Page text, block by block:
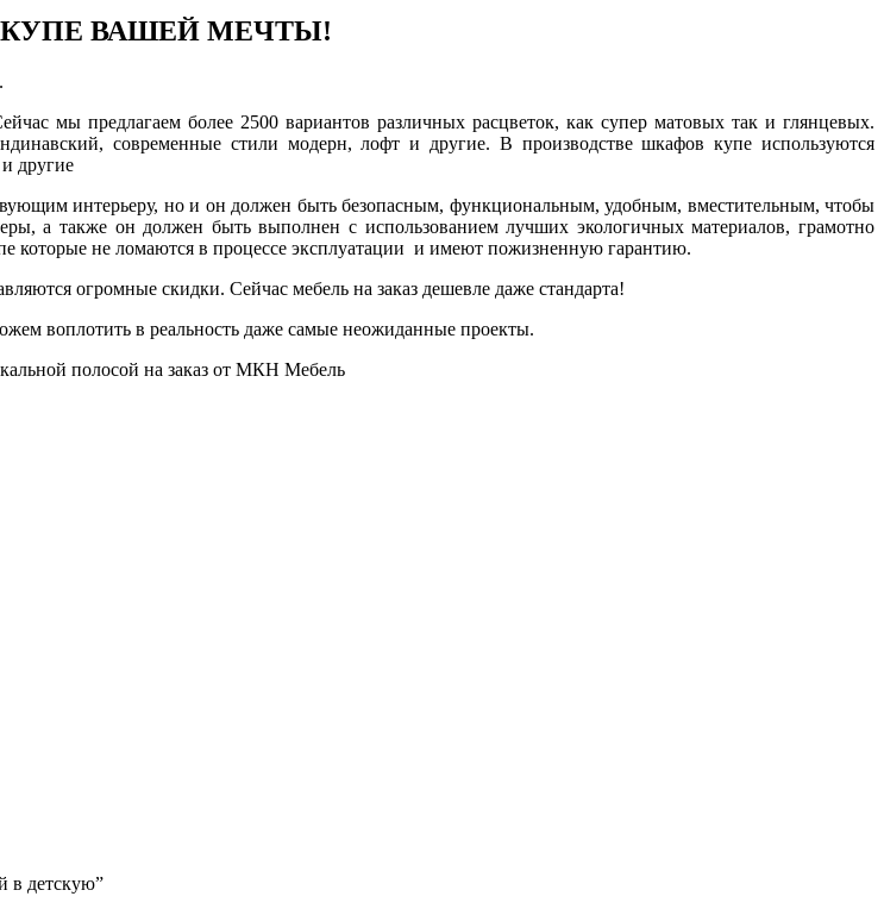
ВАШЕЙ МЕЧТЫ!
мы предлагаем более 2500 вариантов различных расцветок, как супер матовых так и глянцевых.
современные стили модерн, лофт и другие. В производстве шкафов купе используются
другие
интерьеру, но и он должен быть безопасным, функциональным, удобным, вместительным, чтобы
а также он должен быть выполнен с использованием лучших экологичных материалов, грамотно
которые не ломаются в процессе эксплуатации и имеют пожизненную гарантию.
огромные скидки. Сейчас мебель на заказ дешевле даже стандарта!
воплотить в реальность даже самые неожиданные проекты.
полосой на заказ от МКН Мебель
в детскую”